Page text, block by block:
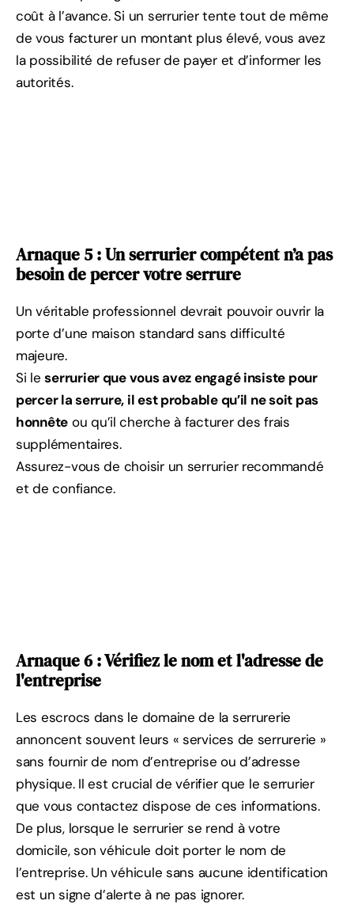
coût à l’avance. Si un serrurier tente tout de même
de vous facturer un montant plus élevé, vous avez
la possibilité de refuser de payer et d’informer les
autorités.
Arnaque 5 : Un serrurier compétent n’a pas
besoin de percer votre serrure
Un véritable professionnel devrait pouvoir ouvrir la
porte d’une maison standard sans difficulté
majeure.
Si leserrurier que vous avez engagé insiste pour
percer la serrure, il est probable qu’il ne soit pas
honnête ou qu’il cherche à facturer des frais
supplémentaires.
Assurez-vous de choisir un serrurier recommandé
et de confiance.
Arnaque 6 : Vérifiez le nom et l'adresse de
l'entreprise
Les escrocs dans le domaine de la serrurerie
annoncent souvent leurs « services de serrurerie »
sans fournir de nom d’entreprise ou d’adresse
physique. Il est crucial de vérifier que le serrurier
que vous contactez dispose de ces informations.
De plus, lorsque le serrurier se rend à votre
domicile, son véhicule doit porter le nom de
l’entreprise. Un véhicule sans aucune identification
est un signe d’alerte à ne pas ignorer.